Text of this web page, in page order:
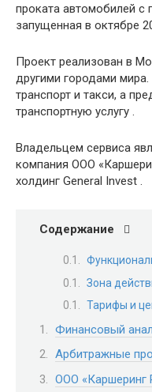
проката автомобилей с
запущенная в октябре
Проект реализован в
другими городами
транспорт и такси, а
транспортную услугу .
Владельцем сервиса
компания ООО
холдинг General Invest .
Содержание
Зона
Тарифы и
Финансовый
Арбитражные
ООО «Каршеринг